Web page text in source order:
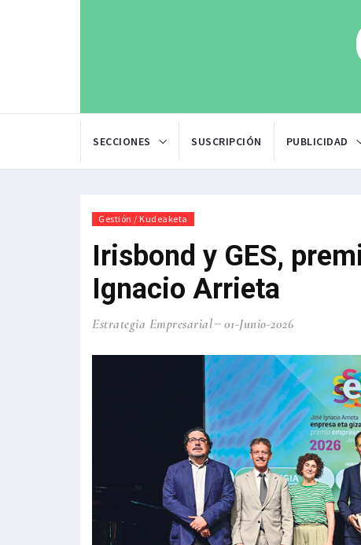
SECCIONES SUSCRIPCIÓN PUBLICIDAD
Gestión / Kudeaketa
Irisbond y GES,
Ignacio Arrieta
Estrategia Empresarial 01-Junio-2026